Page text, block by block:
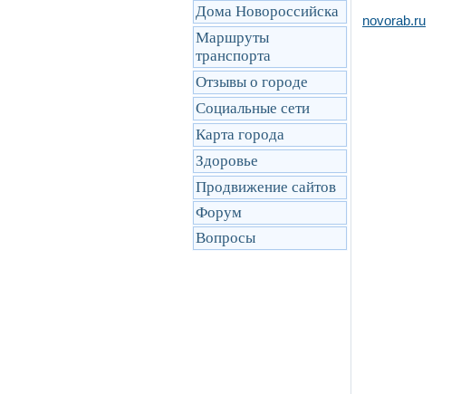
Дома Новороссийска
Маршруты
транcпорта
Отзывы о городе
Социальные сети
Карта города
Здоровье
Продвижение сайтов
Форум
Вопросы
novorab.ru